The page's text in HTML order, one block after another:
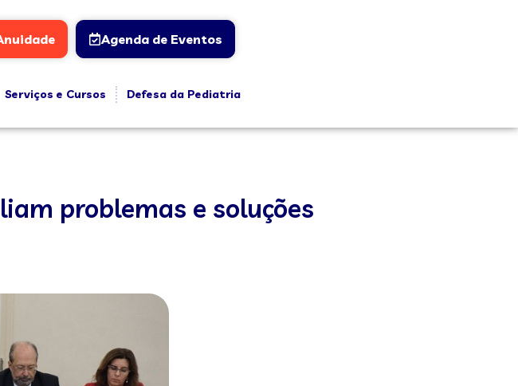
Agenda de Eventos
Serviços e Cursos
Defesa da Pediatria
problemas e soluções